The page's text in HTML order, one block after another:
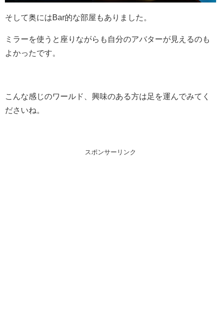
そして奥にはBar的な部屋もありました。
ミラーを使うと座りながらも自分のアバターが見えるのも
よかったです。
こんな感じのワールド、興味のある方は足を運んでみてく
ださいね。
スポンサーリンク